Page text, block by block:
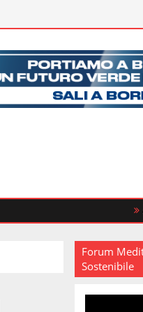
Auto,
Forum
Sostenibile